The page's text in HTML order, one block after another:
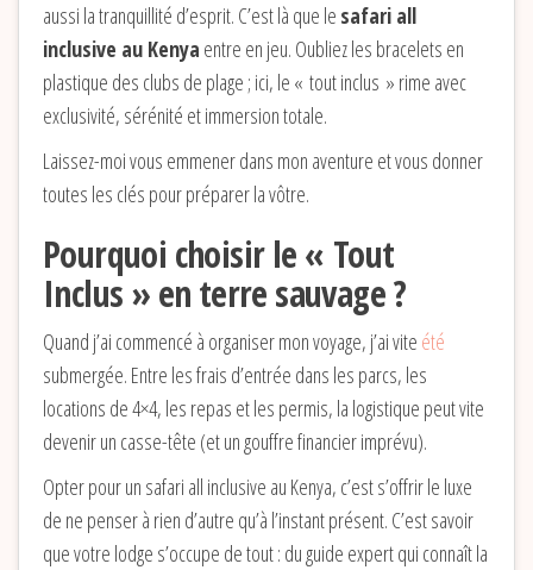
aussi la tranquillité d’esprit. C’est là que le safari all
inclusive au Kenya entre en jeu. Oubliez les bracelets en
plastique des clubs de plage ; ici, le « tout inclus » rime avec
exclusivité, sérénité et immersion totale.
Laissez-moi vous emmener dans mon aventure et vous donner
toutes les clés pour préparer la vôtre.
Pourquoi choisir le « Tout
Inclus » en terre sauvage ?
Quand j’ai commencé à organiser mon voyage, j’ai vite été
submergée. Entre les frais d’entrée dans les parcs, les
locations de 4×4, les repas et les permis, la logistique peut vite
devenir un casse-tête (et un gouffre financier imprévu).
Opter pour un safari all inclusive au Kenya, c’est s’offrir le luxe
de ne penser à rien d’autre qu’à l’instant présent. C’est savoir
que votre lodge s’occupe de tout : du guide expert qui connaît la